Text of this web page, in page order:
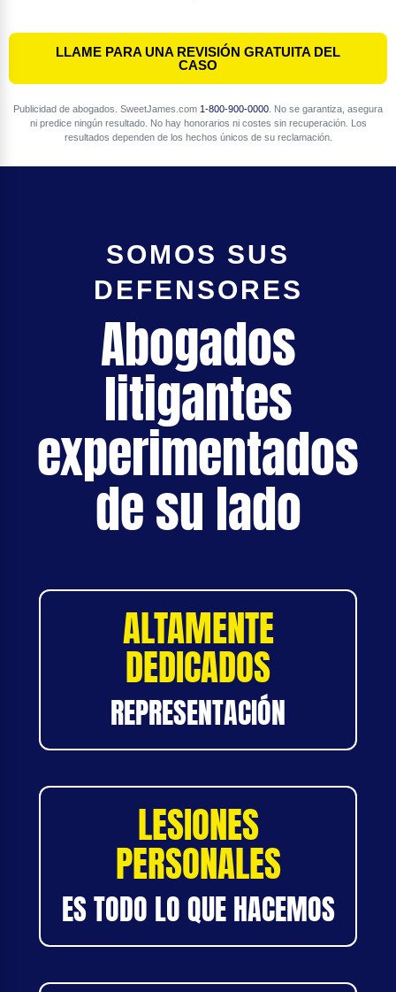
LLAME PARA UNA REVISIÓN GRATUITA DEL
CASO
Publicidad de abogados. SweetJames.com 1-800-900-0000. No se garantiza, asegura
ni predice ningún resultado. No hay honorarios ni costes sin recuperación. Los
resultados dependen de los hechos únicos de su reclamación.
SOMOS SUS
DEFENSORES
Abogados
litigantes
experimentados
de su lado
ALTAMENTE
DEDICADOS
REPRESENTACIÓN
LESIONES
PERSONALES
ES TODO LO QUE HACEMOS